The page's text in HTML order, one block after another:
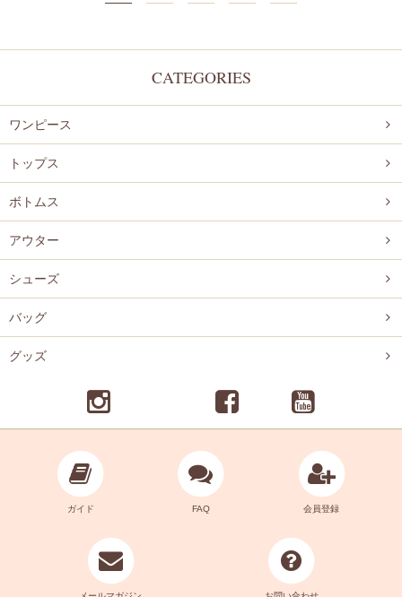
CATEGORIES
ワンピース
トップス
ボトムス
アウター
シューズ
バッグ
グッズ
ガイド FAQ 会員登録